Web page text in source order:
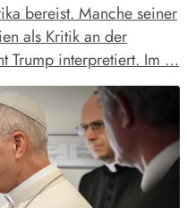
bereist. Manche seiner
als Kritik an der
Trump interpretiert. Im …